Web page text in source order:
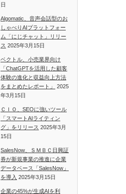
日
Algomatic、音声会話型のお
しゃべりAIプラットフォー
ム「にじチャット」リリー
ス 2025年3月15日
ベクトル、小売業界向け
「ChatGPTを活用した顧客
体験の進化と収益向上方法
をまとめたレポート」
2025
年3月15日
ＣＩＯ、SEOに強いツール
「スマートAIライティン
グ」をリリース 2025年3月
15日
SalesNow、ＳＭＢＣ日興証
券が新規事業の推進に企業
データベース「SalesNow」
を導入 2025年3月15日
企業の45%が生成AIを利